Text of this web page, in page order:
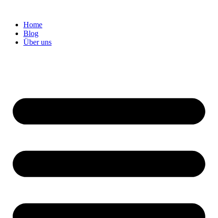
Home
Blog
Über uns